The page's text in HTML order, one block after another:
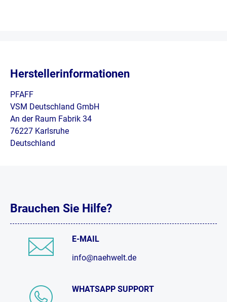
Herstellerinformationen
PFAFF
VSM Deutschland GmbH
An der Raum Fabrik 34
76227 Karlsruhe
Deutschland
Brauchen Sie Hilfe?
E-MAIL
info@naehwelt.de
WHATSAPP SUPPORT